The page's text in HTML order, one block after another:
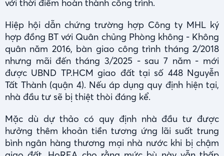
với thời điểm hoàn thành công trình.
Hiệp hội dẫn chứng trường hợp Công ty MHL ký
hợp đồng BT với Quân chủng Phòng không - Không
quân năm 2016, bàn giao công trình tháng 2/2018
nhưng mãi đến tháng 3/2025 - sau 7 năm - mới
được UBND TP.HCM giao đất tại số 448 Nguyễn
Tất Thành (quận 4). Nếu áp dụng quy định hiện tại,
nhà đầu tư sẽ bị thiệt thòi đáng kể.
Mặc dù dự thảo có quy định nhà đầu tư được
hưởng thêm khoản tiền tương ứng lãi suất trung
bình ngân hàng thương mại nhà nước khi bị chậm